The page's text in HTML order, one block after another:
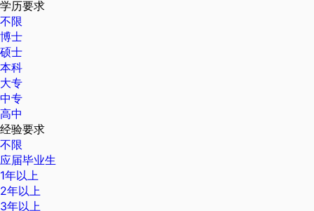
学历要求
不限
博士
硕士
本科
大专
中专
高中
经验要求
不限
应届毕业生
1年以上
2年以上
3年以上